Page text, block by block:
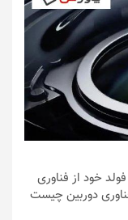
خود از فناوری
دوربین چیست